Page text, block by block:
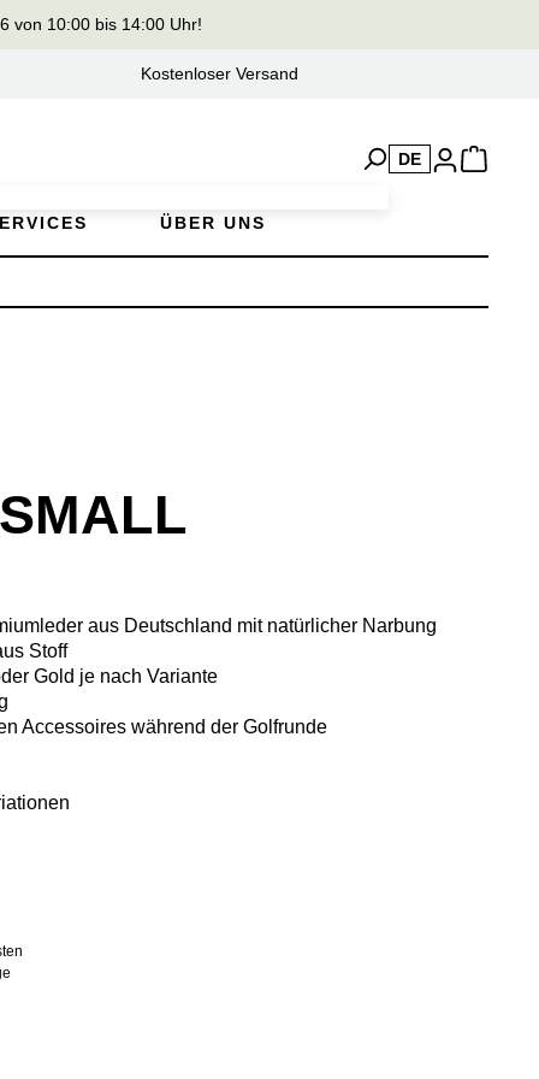
von 10:00 bis 14:00 Uhr!
Kostenloser Versand
DE
ÜBER UNS
aus Deutschland mit natürlicher Narbung
Stoff
Gold je nach Variante
Accessoires während der Golfrunde